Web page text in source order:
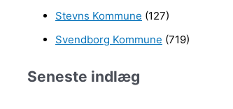
Stevns Kommune (127)
Svendborg Kommune (719)
Seneste indlæg